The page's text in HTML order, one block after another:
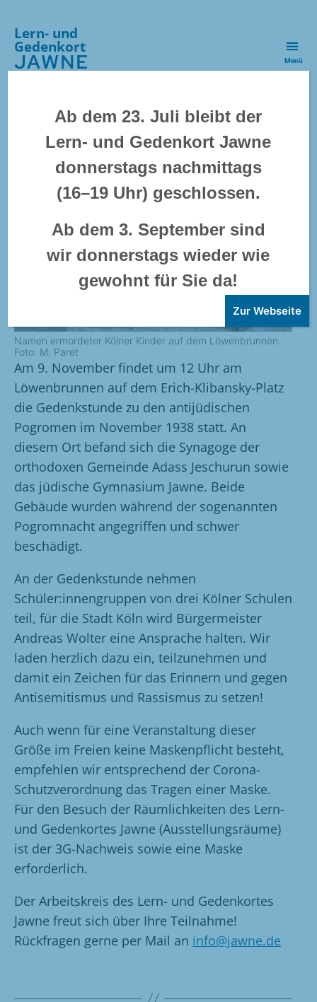
Lern- und
Gedenkort
JAWNE Menü
Kategorien
VERANSTALTUNG
Gedenkstunde anlässlich
der Novemberpogrome
Namen ermordeter Kölner Kinder auf dem Löwenbrunnen.
Foto: M. Paret
Am 9. November findet um 12 Uhr am
Löwenbrunnen auf dem Erich-Klibansky-Platz
die Gedenkstunde zu den antijüdischen
Pogromen im November 1938 statt. An
diesem Ort befand sich die Synagoge der
orthodoxen Gemeinde Adass Jeschurun sowie
das jüdische Gymnasium Jawne. Beide
Gebäude wurden während der sogenannten
Pogromnacht angegriffen und schwer
beschädigt.
An der Gedenkstunde nehmen
Schüler:innengruppen von drei Kölner Schulen
teil, für die Stadt Köln wird Bürgermeister
Andreas Wolter eine Ansprache halten. Wir
laden herzlich dazu ein, teilzunehmen und
damit ein Zeichen für das Erinnern und gegen
Antisemitismus und Rassismus zu setzen!
Auch wenn für eine Veranstaltung dieser
Größe im Freien keine Maskenpflicht besteht,
empfehlen wir entsprechend der Corona-
Schutzverordnung das Tragen einer Maske.
Für den Besuch der Räumlichkeiten des Lern-
und Gedenkortes Jawne (Ausstellungsräume)
ist der 3G-Nachweis sowie eine Maske
erforderlich.
Der Arbeitskreis des Lern- und Gedenkortes
Jawne freut sich über Ihre Teilnahme!
Rückfragen gerne per Mail an info@jawne.de
Ab dem 23. Juli bleibt der
Lern- und Gedenkort Jawne
donnerstags nachmittags
(16–19 Uhr) geschlossen.
Ab dem 3. September sind
wir donnerstags wieder wie
gewohnt für Sie da!
Zur Webseite